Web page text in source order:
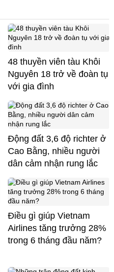
48 thuyền viên tàu Khôi
Nguyên 18 trở về đoàn tụ
với gia đình
Động đất 3,6 độ richter ở
Cao Bằng, nhiều người
dân cảm nhận rung lắc
Điều gì giúp Vietnam
Airlines tăng trưởng 28%
trong 6 tháng đầu năm?